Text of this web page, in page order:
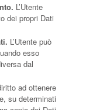
L’Utente
dei propri Dati
L’Utente può
esso
dal
ad ottenere
su determinati